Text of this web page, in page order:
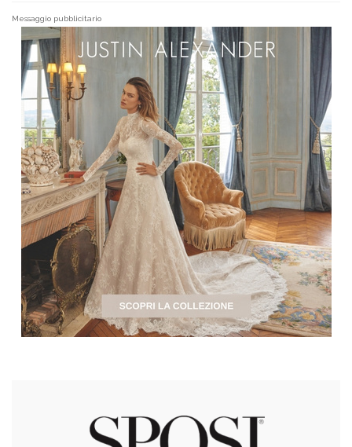
Messaggio pubblicitario